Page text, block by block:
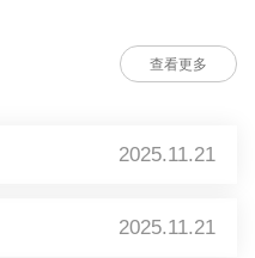
查看更多
2025.11.21
2025.11.21